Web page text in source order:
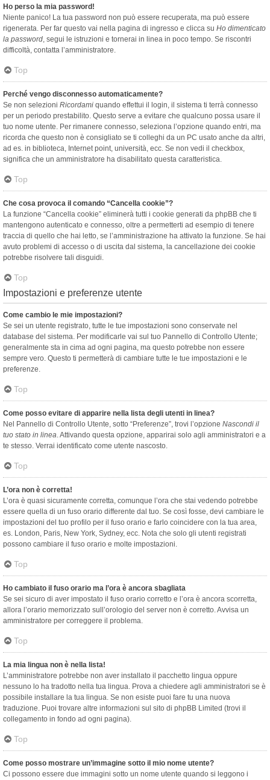
Ho perso la mia password!
Niente panico! La tua password non può essere recuperata, ma può essere
rigenerata. Per far questo vai nella pagina di ingresso e clicca su Ho dimenticato
la password, segui le istruzioni e tornerai in linea in poco tempo. Se riscontri
difficoltà, contatta l’amministratore.
Top
Perché vengo disconnesso automaticamente?
Se non selezioni Ricordami quando effettui il login, il sistema ti terrà connesso
per un periodo prestabilito. Questo serve a evitare che qualcuno possa usare il
tuo nome utente. Per rimanere connesso, seleziona l’opzione quando entri, ma
ricorda che questo non è consigliato se ti colleghi da un PC usato anche da altri,
ad es. in biblioteca, Internet point, università, ecc. Se non vedi il checkbox,
significa che un amministratore ha disabilitato questa caratteristica.
Top
Che cosa provoca il comando “Cancella cookie”?
La funzione “Cancella cookie” eliminerà tutti i cookie generati da phpBB che ti
mantengono autenticato e connesso, oltre a permetterti ad esempio di tenere
traccia di quello che hai letto, se l’amministrazione ha attivato la funzione. Se hai
avuto problemi di accesso o di uscita dal sistema, la cancellazione dei cookie
potrebbe risolvere tali disguidi.
Top
Impostazioni e preferenze utente
Come cambio le mie impostazioni?
Se sei un utente registrato, tutte le tue impostazioni sono conservate nel
database del sistema. Per modificarle vai sul tuo Pannello di Controllo Utente;
generalmente sta in cima ad ogni pagina, ma questo potrebbe non essere
sempre vero. Questo ti permetterà di cambiare tutte le tue impostazioni e le
preferenze.
Top
Come posso evitare di apparire nella lista degli utenti in linea?
Nel Pannello di Controllo Utente, sotto “Preferenze”, trovi l’opzione Nascondi il
tuo stato in linea. Attivando questa opzione, apparirai solo agli amministratori e a
te stesso. Verrai identificato come utente nascosto.
Top
L’ora non è corretta!
L’ora è quasi sicuramente corretta, comunque l’ora che stai vedendo potrebbe
essere quella di un fuso orario differente dal tuo. Se così fosse, devi cambiare le
impostazioni del tuo profilo per il fuso orario e farlo coincidere con la tua area,
es. London, Paris, New York, Sydney, ecc. Nota che solo gli utenti registrati
possono cambiare il fuso orario e molte impostazioni.
Top
Ho cambiato il fuso orario ma l’ora è ancora sbagliata
Se sei sicuro di aver impostato il fuso orario corretto e l’ora è ancora scorretta,
allora l’orario memorizzato sull’orologio del server non è corretto. Avvisa un
amministratore per correggere il problema.
Top
La mia lingua non è nella lista!
L’amministratore potrebbe non aver installato il pacchetto lingua oppure
nessuno lo ha tradotto nella tua lingua. Prova a chiedere agli amministratori se è
possibile installare la tua lingua. Se non esiste puoi fare tu una nuova
traduzione. Puoi trovare altre informazioni sul sito di phpBB Limited (trovi il
collegamento in fondo ad ogni pagina).
Top
Come posso mostrare un’immagine sotto il mio nome utente?
Ci possono essere due immagini sotto un nome utente quando si leggono i